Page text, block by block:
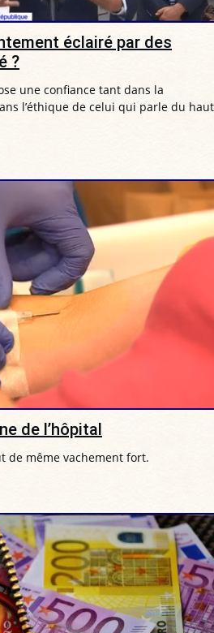
éclairé par des
?
une confiance tant dans la
l’éthique de celui qui parle du haut
de l’hôpital
de même vachement fort.